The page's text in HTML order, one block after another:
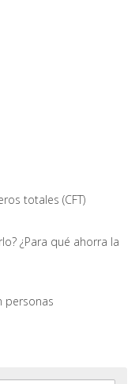
totales (CFT)
¿Para qué ahorra la
personas